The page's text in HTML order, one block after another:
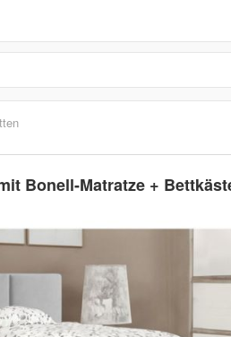
Bonell-Matratze +